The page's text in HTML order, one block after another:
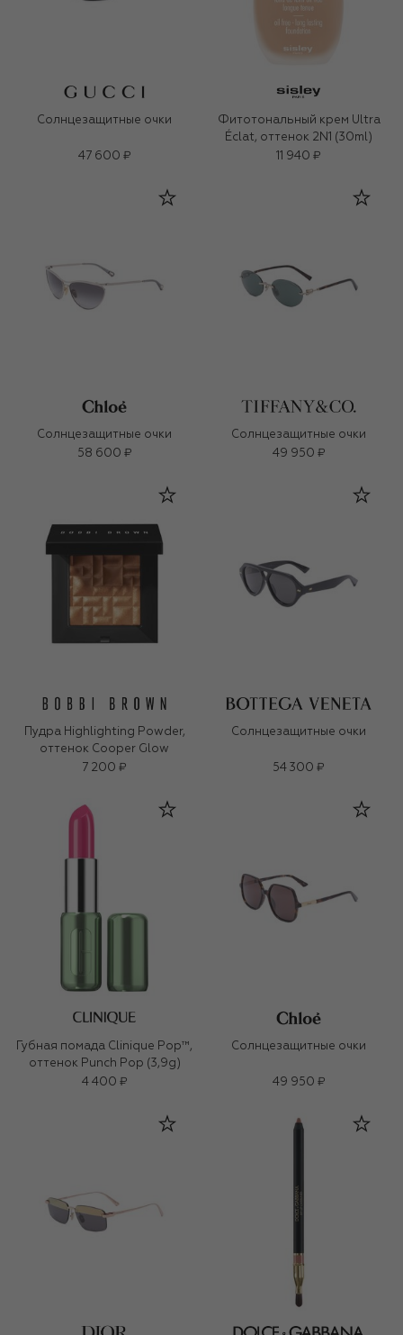
Солнцезащитные очки
47 600 ₽
Фитотональный крем Ultra
Éclat, оттенок 2N1 (30ml)
11 940 ₽
Солнцезащитные очки
58 600 ₽
Солнцезащитные очки
49 950 ₽
Пудра Highlighting Powder,
оттенок Cooper Glow
7 200 ₽
Солнцезащитные очки
54 300 ₽
Губная помада Clinique Pop™,
оттенок Punch Pop (3,9g)
4 400 ₽
Солнцезащитные очки
49 950 ₽